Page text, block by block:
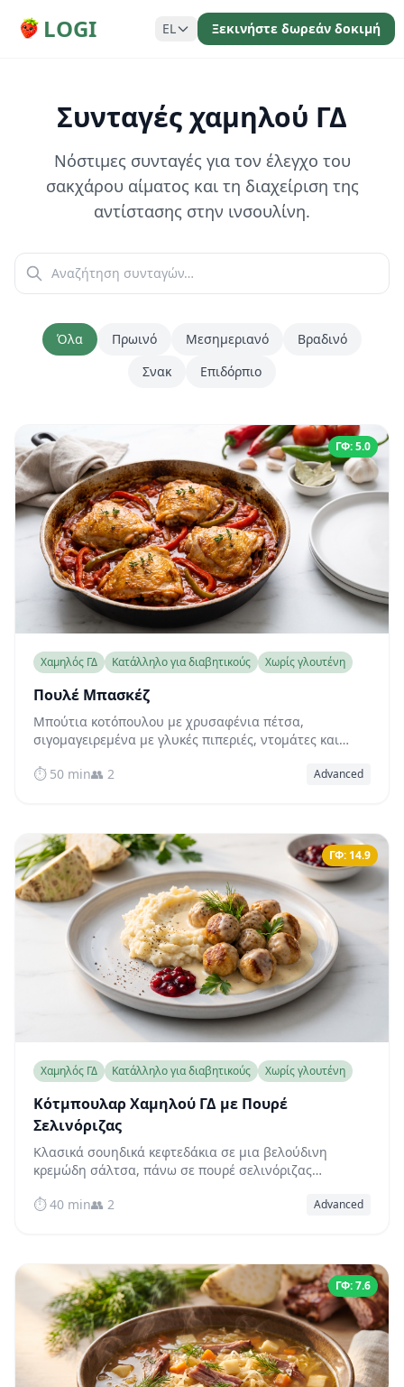
LOGI EL Ξεκινήστε δωρεάν δοκιμή
Συνταγές χαμηλού ΓΔ
Νόστιμες συνταγές για τον έλεγχο του
σακχάρου αίματος και τη διαχείριση της
αντίστασης στην ινσουλίνη.
Όλα Πρωινό Μεσημεριανό
Βραδινό
Σνακ
Επιδόρπιο
ΓΦ: 5.0
Χαμηλός ΓΔ Κατάλληλο για διαβητικούς Χωρίς γλουτένη
Πουλέ Μπασκέζ
Μπούτια κοτόπουλου με χρυσαφένια πέτσα,
σιγομαγειρεμένα με γλυκές πιπεριές, ντομάτες και
των Βάσκων, φυσικά χαμηλού γλυκαιμικού δείκτη και
⏱️ 50 min👥 2 Advanced
ΓΦ: 14.9
Χαμηλός ΓΔ Κατάλληλο για διαβητικούς Χωρίς γλουτένη
Κότμπουλαρ Χαμηλού ΓΔ με Πουρέ
Σελινόριζας
Κλασικά σουηδικά κεφτεδάκια σε μια βελούδινη
κρεμώδη σάλτσα, πάνω σε πουρέ σελινόριζας
περίπου τη μισή γλυκαιμική επίδραση του αρχικού.
⏱️ 40 min👥 2 Advanced
ΓΦ: 7.6